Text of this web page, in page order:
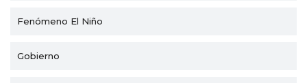
Fenómeno El Niño
Gobierno